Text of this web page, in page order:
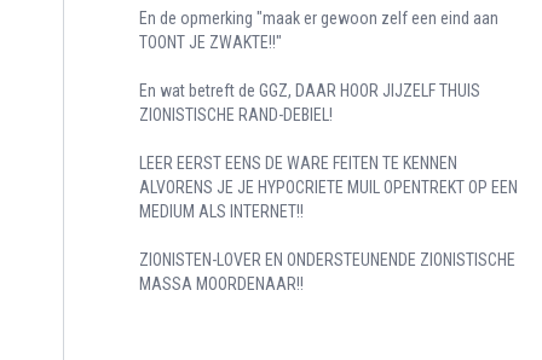
En de opmerking "maak er gewoon zelf een eind aan
TOONT JE ZWAKTE!!"
En wat betreft de GGZ, DAAR HOOR JIJZELF THUIS
ZIONISTISCHE RAND-DEBIEL!
LEER EERST EENS DE WARE FEITEN TE KENNEN
ALVORENS JE JE HYPOCRIETE MUIL OPENTREKT OP EEN
MEDIUM ALS INTERNET!!
ZIONISTEN-LOVER EN ONDERSTEUNENDE ZIONISTISCHE
MASSA MOORDENAAR!!